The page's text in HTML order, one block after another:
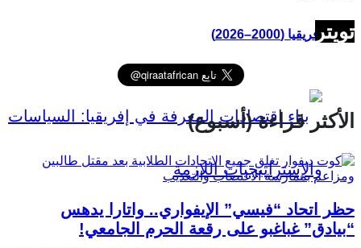
إفريقيا (2000–2026)تويتر
الأكثر قراءة (أسبوع)
حظر اتحاد “فيسي” الإيفواري.. واتارا يدهس
“بيادق” غباغبو على رقعة الحرم الجامعي!